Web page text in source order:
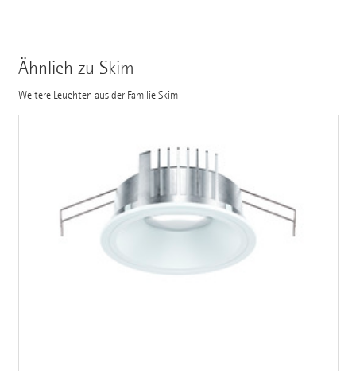
Ähnlich zu Skim
Weitere Leuchten aus der Familie Skim